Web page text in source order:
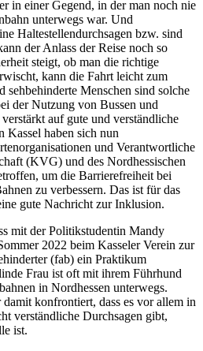
in einer Gegend, in der man noch nie
unterwegs war. Und
Haltestellendurchsagen bzw. sind
der Anlass der Reise noch so
steigt, ob man die richtige
kann die Fahrt leicht zum
sehbehinderte Menschen sind solche
der Nutzung von Bussen und
auf gute und verständliche
Kassel haben sich nun
und Verantwortliche
(KVG) und des Nordhessischen
um die Barrierefreiheit bei
zu verbessern. Das ist für das
gute Nachricht zur Inklusion.
mit der Politikstudentin Mandy
2022 beim Kasseler Verein zur
(fab) ein Praktikum
Frau ist oft mit ihrem Führhund
in Nordhessen unterwegs.
konfrontiert, dass es vor allem in
verständliche Durchsagen gibt,
ist.